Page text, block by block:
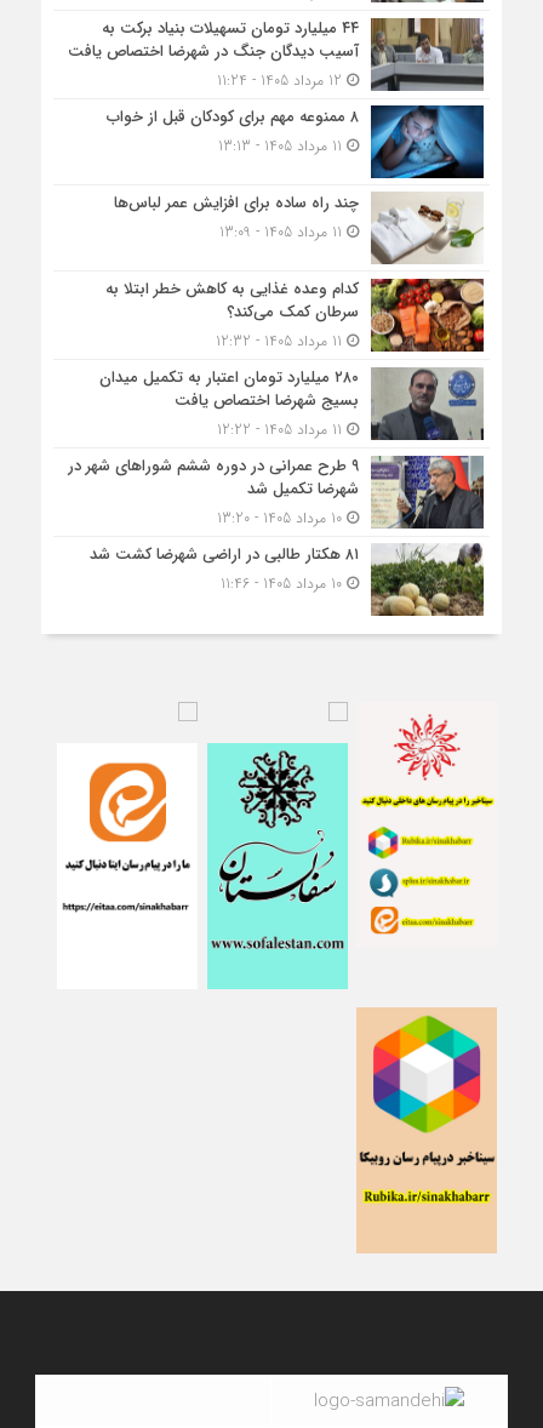
۴۴ میلیارد تومان تسهیلات بنیاد برکت به
آسیب دیدگان جنگ در شهرضا اختصاص یافت
۸ ممنوعه مهم برای کودکان قبل از خواب
چند راه ساده برای افزایش عمر لباس‌ها
کدام وعده غذایی به کاهش خطر ابتلا به
سرطان کمک می‌کند؟
۲۸۰ میلیارد تومان اعتبار به تکمیل میدان
بسیج شهرضا اختصاص یافت
۹ طرح عمرانی در دوره ششم شوراهای شهر در
شهرضا تکمیل شد
10 مرداد 1405 - 13:20
۸۱ هکتار طالبی در اراضی شهرضا کشت شد
10 مرداد 1405 - 11:46